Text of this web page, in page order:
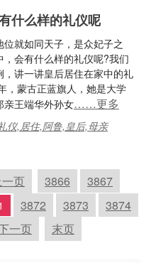
什么样的礼仪呢
就如同天子，是众妃子之
会有什么样的礼仪呢?我们
讲一讲皇后居住在家中的礼
，蒙古正蓝旗人，她是大学
亲王端华外孙女……更多
仪,居住,阿鲁,皇后,母亲
页 3866
3867
3872 3873
3874
一页 末页